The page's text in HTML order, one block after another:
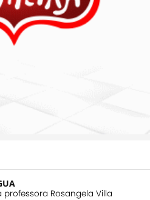
professora Rosangela Villa